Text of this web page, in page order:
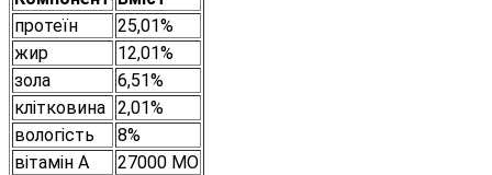
протеїн
25,01%
жир
12,01%
зола
6,51%
клітковина 2,01%
вологість
8%
вітамін А
27000 МО